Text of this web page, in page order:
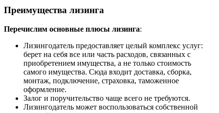
Преимущества лизинга
Перечислим основные плюсы лизинга:
Лизингодатель предоставляет целый комплекс услуг:
берет на себя все или часть расходов, связанных с
приобретением имущества, а не только стоимость
самого имущества. Сюда входит доставка, сборка,
монтаж, подключение, страховка, таможенное
оформление.
Залог и поручительство чаще всего не требуются.
Лизингодатель может воспользоваться собственной